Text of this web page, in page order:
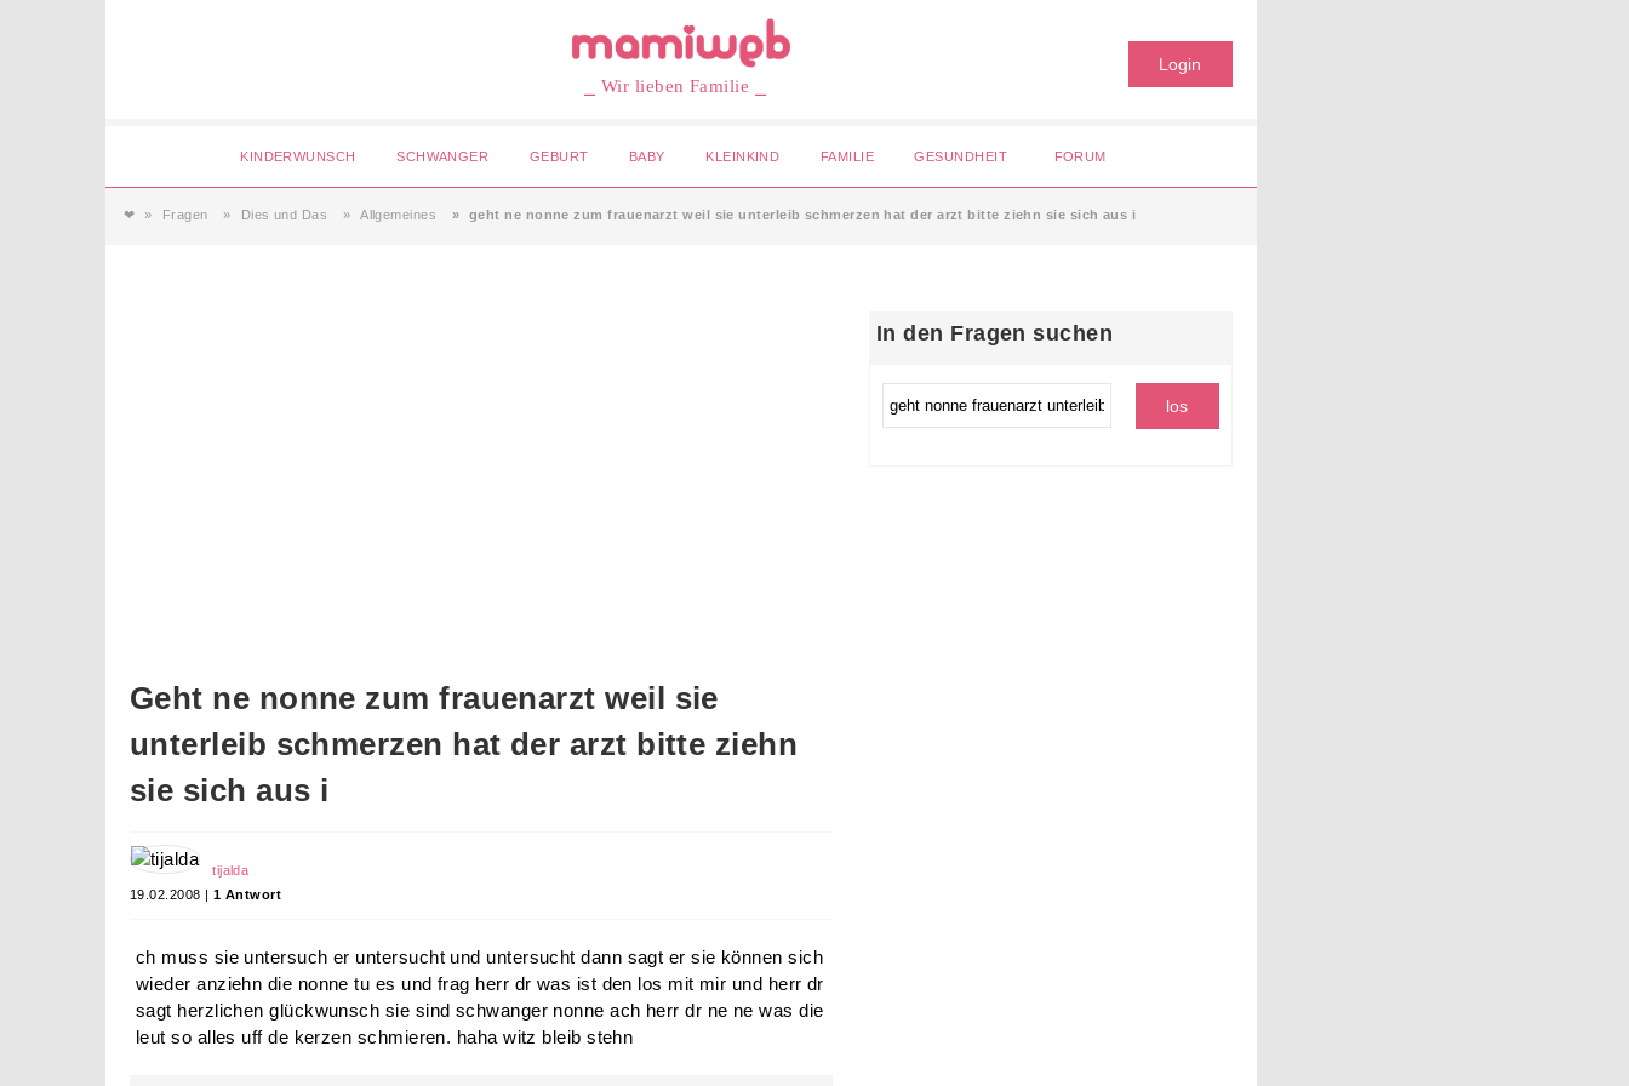
⎯ Wir lieben Familie ⎯
Login
KINDERWUNSCH SCHWANGER GEBURT BABY KLEINKIND FAMILIE GESUNDHEIT FORUM
❤ Fragen Dies und Das Allgemeines geht ne nonne zum frauenarzt weil sie unterleib schmerzen hat der arzt bitte ziehn sie sich aus i
Geht ne nonne zum frauenarzt weil sie
unterleib schmerzen hat der arzt bitte ziehn
sie sich aus i
tijalda
19.02.2008 | 1 Antwort
ch muss sie untersuch er untersucht und untersucht dann sagt er sie können sich
wieder anziehn die nonne tu es und frag herr dr was ist den los mit mir und herr dr
sagt herzlichen glückwunsch sie sind schwanger nonne ach herr dr ne ne was die
leut so alles uff de kerzen schmieren. haha witz bleib stehn
In den Fragen suchen